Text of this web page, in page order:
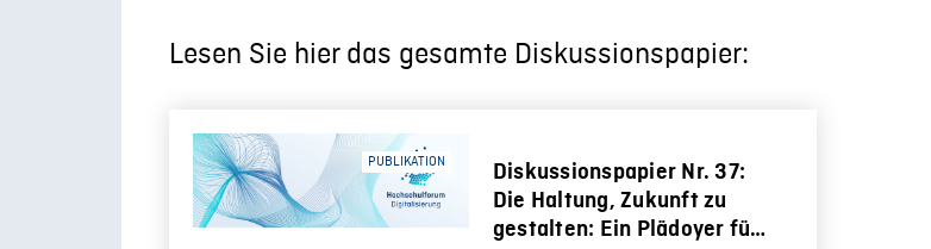
Lesen Sie hier das gesamte Diskussionspapier:
PUBLIKATION
Diskussionspapier Nr. 37:
Die Haltung, Zukunft zu
gestalten: Ein Plädoyer für